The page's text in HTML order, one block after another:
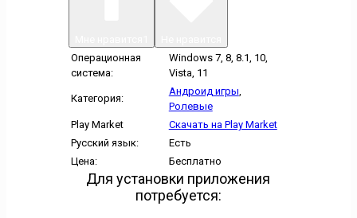
Операционная
система:
Windows 7, 8, 8.1, 10,
Vista, 11
Категория:
Андроид игры,
Ролевые
Play Market
Скачать на Play Market
Русский язык:
Есть
Цена:
Бесплатно
Для установки приложения
потребуется: